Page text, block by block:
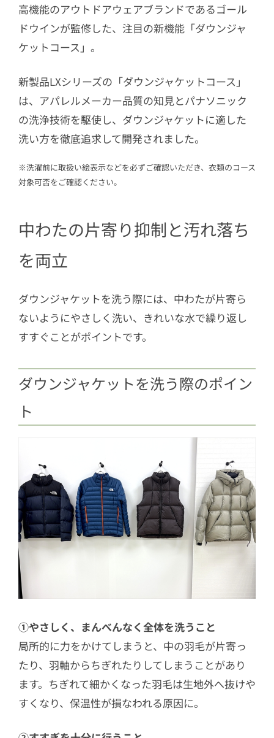
高機能のアウトドアウェアブランドであるゴール
ドウインが監修した、注目の新機能「ダウンジャ
ケットコース」。
新製品LXシリーズの「ダウンジャケットコース」
は、アパレルメーカー品質の知見とパナソニック
の洗浄技術を駆使し、ダウンジャケットに適した
洗い方を徹底追求して開発されました。
※洗濯前に取扱い絵表示などを必ずご確認いただき、衣類のコース
対象可否をご確認ください。
中わたの片寄り抑制と汚れ落ち
を両立
ダウンジャケットを洗う際には、中わたが片寄ら
ないようにやさしく洗い、きれいな水で繰り返し
すすぐことがポイントです。
ダウンジャケットを洗う際のポイン
ト
①やさしく、まんべんなく全体を洗うこと
局所的に力をかけてしまうと、中の羽毛が片寄っ
たり、羽軸からちぎれたりしてしまうことがあり
ます。ちぎれて細かくなった羽毛は生地外へ抜けや
すくなり、保温性が損なわれる原因に。